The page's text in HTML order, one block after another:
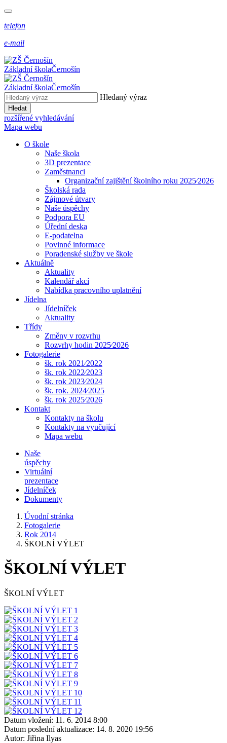
telefon
e-mail
Základní školaČernošín
Základní školaČernošín
Hledaný výraz
Hledat
rozšířené vyhledávání
Mapa webu
O škole
Naše škola
3D prezentace
Zaměstnanci
Organizační zajištění školního roku 2025⁄2026
Školská rada
Zájmové útvary
Naše úspěchy
Podpora EU
Úřední deska
E-podatelna
Povinné informace
Poradenské služby ve škole
Aktuálně
Aktuality
Kalendář akcí
Nabídka pracovního uplatnění
Jídelna
Jídelníček
Aktuality
Třídy
Změny v rozvrhu
Rozvrhy hodin 2025⁄2026
Fotogalerie
šk. rok 2021⁄2022
šk. rok 2022⁄2023
šk. rok 2023⁄2024
šk. rok. 2024⁄2025
šk. rok 2025⁄2026
Kontakt
Kontakty na školu
Kontakty na vyučující
Mapa webu
Naše
úspěchy
Virtuální
prezentace
Jídelníček
Dokumenty
Úvodní stránka
Fotogalerie
Rok 2014
ŠKOLNÍ VÝLET
ŠKOLNÍ VÝLET
ŠKOLNÍ VÝLET
Datum vložení: 11. 6. 2014 8:00
Datum poslední aktualizace: 14. 8. 2020 19:56
Autor: Jiřina Ilyas